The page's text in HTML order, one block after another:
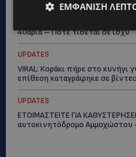
UPDATES
40άρια – Πότε τίθεται σε ισχύ
UPDATES
VIRAL: Κοράκι πήρε στο κυνήγι
επίθεση καταγράφηκε σε βίντεο
UPDATES
ΕΤΟΙΜΑΣΤΕΙΤΕ ΓΙΑ
αυτοκινητόδρομο Αμμοχώστου
ΕΜΦΆΝΙΣΗ